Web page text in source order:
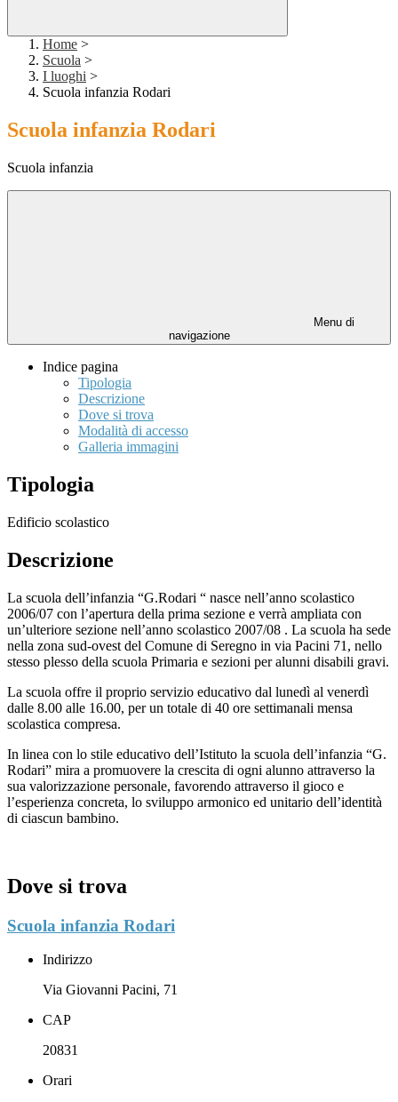
Home >
Scuola >
I luoghi >
Scuola infanzia Rodari
Scuola infanzia Rodari
Scuola infanzia
Menu di
navigazione
Indice pagina
Tipologia
Descrizione
Dove si trova
Modalità di accesso
Galleria immagini
Tipologia
Edificio scolastico
Descrizione
La scuola dell’infanzia “G.Rodari “ nasce nell’anno scolastico
2006/07 con l’apertura della prima sezione e verrà ampliata con
un’ulteriore sezione nell’anno scolastico 2007/08 . La scuola ha sede
nella zona sud-ovest del Comune di Seregno in via Pacini 71, nello
stesso plesso della scuola Primaria e sezioni per alunni disabili gravi.
La scuola offre il proprio servizio educativo dal lunedì al venerdì
dalle 8.00 alle 16.00, per un totale di 40 ore settimanali mensa
scolastica compresa.
In linea con lo stile educativo dell’Istituto la scuola dell’infanzia “G.
Rodari” mira a promuovere la crescita di ogni alunno attraverso la
sua valorizzazione personale, favorendo attraverso il gioco e
l’esperienza concreta, lo sviluppo armonico ed unitario dell’identità
di ciascun bambino.
Dove si trova
Scuola infanzia Rodari
Indirizzo
Via Giovanni Pacini, 71
CAP
20831
Orari